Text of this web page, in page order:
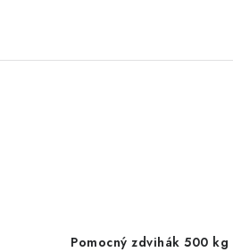
Pomocný zdvihák 500